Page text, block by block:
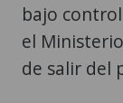
bajo
el
de salir del